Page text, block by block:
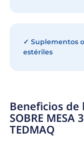
✓ Suplementos
estériles
Beneficios de
SOBRE MESA
TEDMAQ